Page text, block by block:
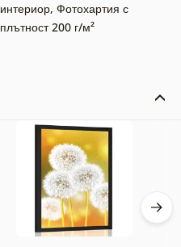
интериор, Фотохартия с
плътност 200 г/м²